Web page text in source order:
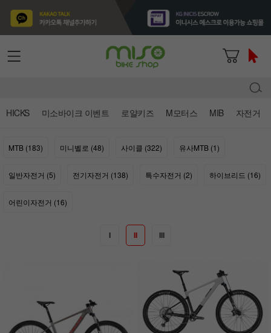
HICKS 미소바이크 이벤트 로얄키즈 M모터스 MIB 자전거
MTB (183) 미니벨로 (48) 사이클 (322) 유사MTB (1)
일반자전거 (5) 전기자전거 (138) 특수자전거 (2) 하이브리드 (16)
어린이자전거 (16)
I II III